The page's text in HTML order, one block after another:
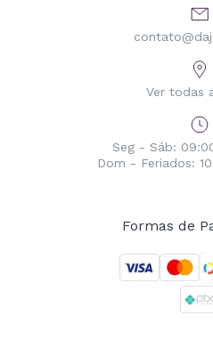
Ver todas
Seg - Sáb:
Dom - Feriados:
Formas de